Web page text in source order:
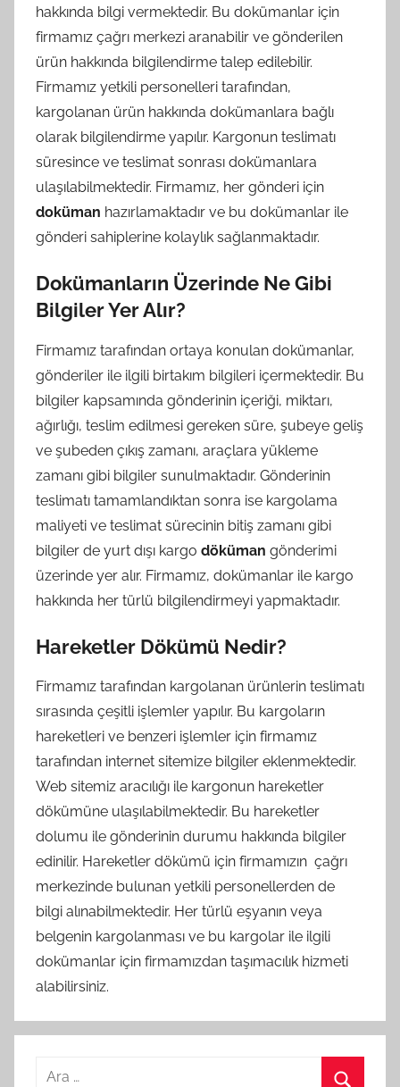
hakkında bilgi vermektedir. Bu dokümanlar için
firmamız çağrı merkezi aranabilir ve gönderilen
ürün hakkında bilgilendirme talep edilebilir.
Firmamız yetkili personelleri tarafından,
kargolanan ürün hakkında dokümanlara bağlı
olarak bilgilendirme yapılır. Kargonun teslimatı
süresince ve teslimat sonrası dokümanlara
ulaşılabilmektedir. Firmamız, her gönderi için
doküman hazırlamaktadır ve bu dokümanlar ile
gönderi sahiplerine kolaylık sağlanmaktadır.
Dokümanların Üzerinde Ne Gibi
Bilgiler Yer Alır?
Firmamız tarafından ortaya konulan dokümanlar,
gönderiler ile ilgili birtakım bilgileri içermektedir. Bu
bilgiler kapsamında gönderinin içeriği, miktarı,
ağırlığı, teslim edilmesi gereken süre, şubeye geliş
ve şubeden çıkış zamanı, araçlara yükleme
zamanı gibi bilgiler sunulmaktadır. Gönderinin
teslimatı tamamlandıktan sonra ise kargolama
maliyeti ve teslimat sürecinin bitiş zamanı gibi
bilgiler de yurt dışı kargo döküman gönderimi
üzerinde yer alır. Firmamız, dokümanlar ile kargo
hakkında her türlü bilgilendirmeyi yapmaktadır.
Hareketler Dökümü Nedir?
Firmamız tarafından kargolanan ürünlerin teslimatı
sırasında çeşitli işlemler yapılır. Bu kargoların
hareketleri ve benzeri işlemler için firmamız
tarafından internet sitemize bilgiler eklenmektedir.
Web sitemiz aracılığı ile kargonun hareketler
dökümüne ulaşılabilmektedir. Bu hareketler
dolumu ile gönderinin durumu hakkında bilgiler
edinilir. Hareketler dökümü için firmamızın çağrı
merkezinde bulunan yetkili personellerden de
bilgi alınabilmektedir. Her türlü eşyanın veya
belgenin kargolanması ve bu kargolar ile ilgili
dokümanlar için firmamızdan taşımacılık hizmeti
alabilirsiniz.
Arama: